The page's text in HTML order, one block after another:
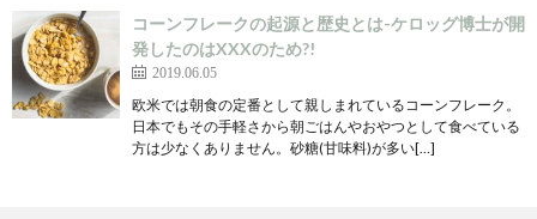
コーンフレークの起源と歴史とは-ケロッグ博士が開
発したのはXXXのため?!
2019.06.05
欧米では朝食の定番として親しまれているコーンフレーク。
日本でもその手軽さから朝ごはんやおやつとして食べている
方は少なくありません。砂糖(甘味料)が多い[…]